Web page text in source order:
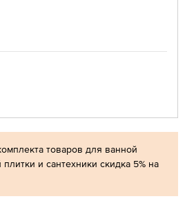
товаров для ванной
и сантехники скидка 5% на